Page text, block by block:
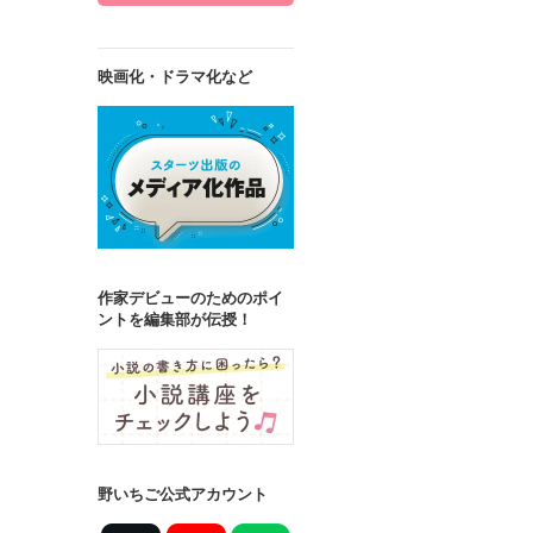
映画化・ドラマ化など
作家デビューのためのポイ
ントを編集部が伝授！
野いちご公式アカウント